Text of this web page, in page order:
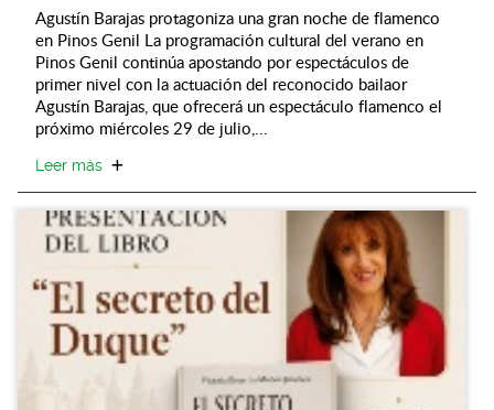
Agustín Barajas protagoniza una gran noche de flamenco
en Pinos Genil La programación cultural del verano en
Pinos Genil continúa apostando por espectáculos de
primer nivel con la actuación del reconocido bailaor
Agustín Barajas, que ofrecerá un espectáculo flamenco el
próximo miércoles 29 de julio,...
Leer más